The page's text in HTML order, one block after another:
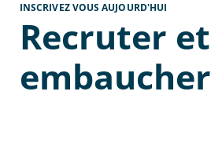
INSCRIVEZ VOUS AUJOURD'HUI
Recruter et
embaucher